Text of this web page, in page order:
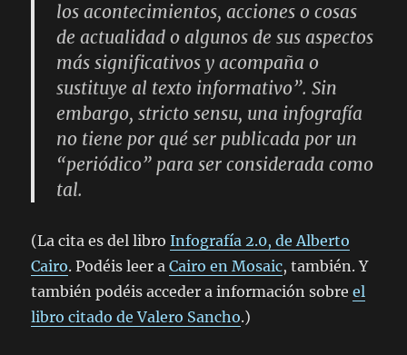
los acontecimientos, acciones o cosas
de actualidad o algunos de sus aspectos
más significativos y acompaña o
sustituye al texto informativo”. Sin
embargo, stricto sensu, una infografía
no tiene por qué ser publicada por un
“periódico” para ser considerada como
tal.
(La cita es del libroInfografía 2.0, de Alberto
Cairo. Podéis leer aCairo en Mosaic, también. Y
también podéis acceder a información sobreel
libro citado de Valero Sancho.)